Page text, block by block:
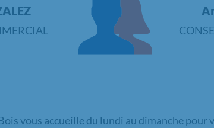
vous accueille du lundi au dimanche